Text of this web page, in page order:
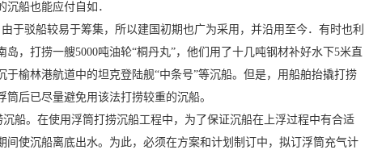
船也能应付自如．
驳船较易于筹集，所以建国初期也广为采用，并沿用至今．有时也利
，打捞一艘5000吨油轮“桐丹丸”，他们用了十几吨钢材补好水下5米直
榆林港航道中的坦克登陆舰“中条号”等沉船。但是，用船舶抬撬打捞
后已尽量避免用该法打捞较重的沉船。
。在使用浮筒打捞沉船工程中，为了保证沉船在上浮过程中有合适
使沉船离底出水。为此，必须在方案和计划制订中，拟订浮筒充气计